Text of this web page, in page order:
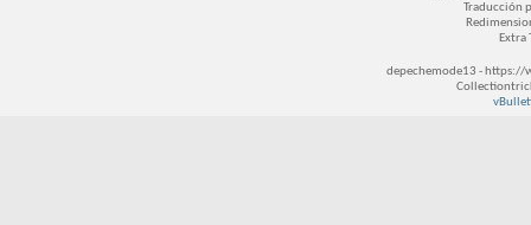
Traducción
Extra
depechemode13 -